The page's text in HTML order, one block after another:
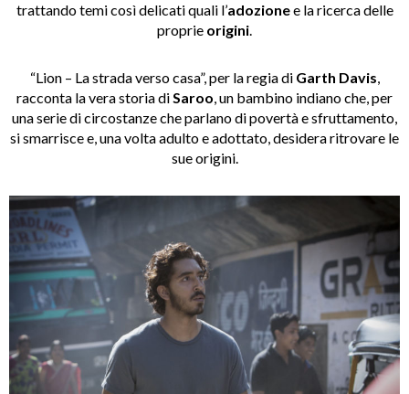
trattando temi così delicati quali l’adozionee la ricerca delle
proprie origini.
“Lion – La strada verso casa”, per la regia di Garth Davis,
racconta la vera storia diSaroo, un bambino indiano che, per
una serie di circostanze che parlano di povertà e sfruttamento,
si smarrisce e, una volta adulto e adottato, desidera ritrovare le
sue origini.